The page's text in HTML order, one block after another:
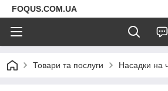
FOQUS.COM.UA
Товари та послуги Насадки на